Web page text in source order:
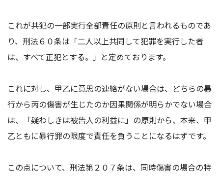
これが共犯の一部実行全部責任の原則と言われるものであ
り、刑法６０条は「二人以上共同して犯罪を実行した者
は、すべて正犯とする。」と定めております。
これに対し、甲乙に意思の連絡がない場合は、どちらの暴
行から丙の傷害が生じたのか因果関係が明らかでない場合
は、「疑わしきは被告人の利益に」の原則から、本来、甲
乙ともに暴行罪の限度で責任を負うことになるはずです。
この点について、刑法第２０７条は、同時傷害の場合の特